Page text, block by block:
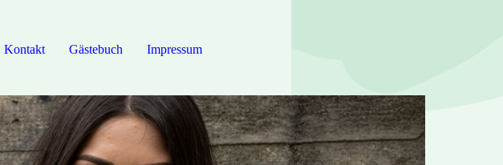
Kontakt Gästebuch Impressum